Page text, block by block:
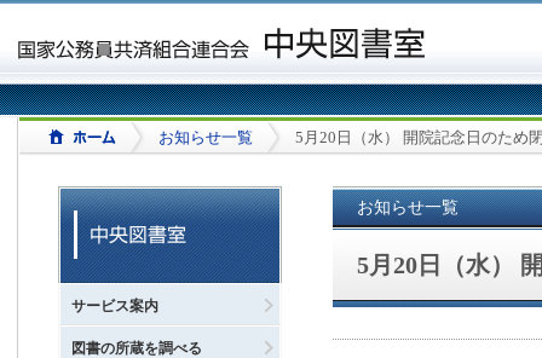
お知らせ一覧 5月20日（水） 開院記念日のため
サービス案内
図書の所蔵を調べる
お知らせ一覧
5月20日（水）